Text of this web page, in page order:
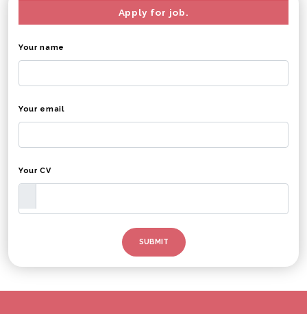
Apply for job.
Your name
Your email
Your CV